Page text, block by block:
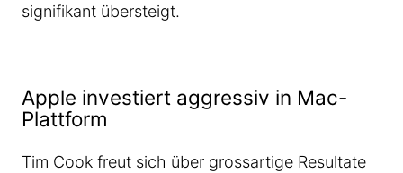
signifikant übersteigt.
Apple investiert aggressiv in Mac-
Plattform
Tim Cook freut sich über grossartige Resultate